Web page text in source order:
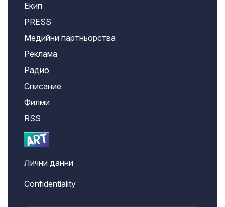
Екип
PRESS
Медийни партньорства
Реклама
Радио
Списание
Филми
RSS
Лични данни
Confidentiality